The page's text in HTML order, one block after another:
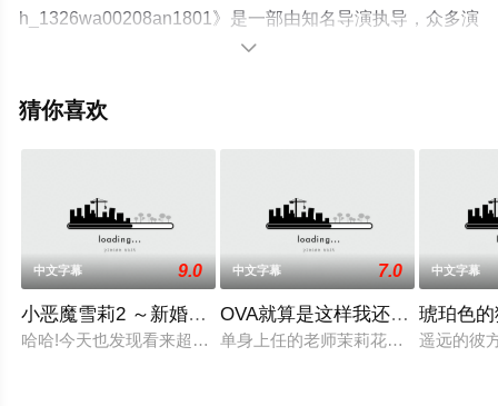
h_1326wa00208an1801》是一部由知名导演执导，众多演
员精彩演绎的日本动漫，手机免费观看高清未删减完整版
漫、电视猫或剧情网等平台了解。

猜你喜欢
中文字幕 9.0
小恶魔雪莉2 ～新婚生活编～ d_100924
哈哈!今天也发现看来超可口的一餐(人类)啦! 趁他睡得超熟的时
中文字幕 7.0
OVA就算是这样我还是爱我老婆
单身上任的老师茉莉花，在上任前被
中文字幕
琥珀色
遥远的彼